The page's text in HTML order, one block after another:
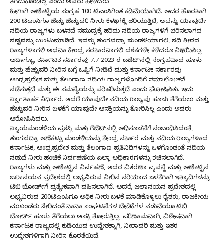
ತೆಗೆದುಕೊಂಡಿಲ್ಲ ಎಂದು ಅವರು ಹೇಳಿದರು.
ಹೀಗಾಗಿ ಅಣೆಕಟ್ಟೆಯ ಸಂಗ್ರಹ 100 ಟಿಎಂಸಿಗಿಂತ ಕಡಿಮೆಯಾಗಿದೆ. ಅದರ ಹೊರತಾಗಿ
200 ಟಿಎಂಸಿಗೂ ಹೆಚ್ಚು ಹೆಚ್ಚುವರಿ ನೀರು ಕೆಳಭಾಗಕ್ಕೆ ಹರಿಯುತ್ತಿದೆ, ಅದನ್ನು ಯಾವುದೇ
ನದಿಯ ರಾಜ್ಯಗಳು ಬಳಸದೆ ಸಮುದ್ರಕ್ಕೆ ಹರಿದು ನದಿಯ ರಾಜ್ಯಗಳಿಗೆ ಭರಿಸಲಾಗದ
ನಷ್ಟವನ್ನು ಉಂಟುಮಾಡಿದೆ. ಇದನ್ನು ತುಂಗಭದ್ರಾ ಮಂಡಳಿಯಾಗಲಿ, ನದಿ ತೀರದ
ರಾಜ್ಯಗಳಾಗಲಿ ಅಥವಾ ಕೇಂದ್ರ ಸರಕಾರವಾಗಲಿ ದಶಕಗಳೇ ಕಳೆದರೂ ನಿಭಾಯಿಸಿಲ್ಲ.
ಆದಾಗ್ಯೂ, ಕರ್ನಾಟಕ ಸರ್ಕಾರವು 7.7 2023 ರ ಬಜೆಟ್‌ನಲ್ಲಿ ಸಂಗ್ರಹವಾದ ಹೂಳು
ಮತ್ತು ಹೆಚ್ಚುವರಿ ನೀರಿನ ಬಗ್ಗೆ ಒಪ್ಪಿಗೆ ನೀಡಿದೆ ಮತ್ತು ಕರ್ನಾಟಕ ಸರ್ಕಾರವು
ಆಂಧ್ರಪ್ರದೇಶ ಮತ್ತು ತೆಲಂಗಾಣ ನದಿಯ ರಾಜ್ಯಗಳೊಂದಿಗೆ ಸಮಾಲೋಚನೆ
ನಡೆಸುತ್ತದೆ ಮತ್ತು ಈ ಸಮಸ್ಯೆಯನ್ನು ಪರಿಹರಿಸುತ್ತದೆ ಎಂದು ಘೋಷಿಸಿತು. ಇದು
ಸ್ವಾಗತಾರ್ಹ ನಿರ್ಧಾರ. ಆದರೆ ಯಾವುದೇ ನದಿಯ ರಾಜ್ಯವು ಹೂಳು ತೆಗೆಯಲು ಮತ್ತು
ಹೆಚ್ಚುವರಿ ನೀರಿನ ಬಳಕೆಗೆ ಯಾವುದೇ ಆಸಕ್ತಿಯನ್ನು ತೋರಿಸಿಲ್ಲ ಎಂದು ಅವರು
ಆರೋಪಿಸಿದರು.
ನ್ಯಾಯಮಂಡಳಿಯ ಪ್ರಶಸ್ತಿ ಮತ್ತು ಗೆಜೆಟ್‌ನಲ್ಲಿ ಅಧಿಸೂಚನೆಗೆ ಸಂಬಂಧಿಸಿದಂತೆ,
ತುಂಗಭದ್ರಾ ಅಣೆಕಟ್ಟು ಮಂಡಳಿಯನ್ನು ಕೇಂದ್ರ ಸರ್ಕಾರ ಮತ್ತು ನದಿಯ ರಾಜ್ಯಗಳಾದ
ಕರ್ನಾಟಕ, ಆಂಧ್ರಪ್ರದೇಶ ಮತ್ತು ತೆಲಂಗಾಣ ಪ್ರತಿನಿಧಿಗಳನ್ನು ಒಳಗೊಂಡಂತೆ ನದಿಯ
ನಡುವೆ ನೀರು ಹಂಚಿಕೆ ನಿರ್ವಹಣೆಯ ಎಲ್ಲಾ ಅಧಿಕಾರಗಳನ್ನು ರಚಿಸಲಾಗಿದೆ.
ರಾಜ್ಯಗಳು ಮತ್ತು ಅಣೆಕಟ್ಟಿನ ನಿರ್ವಹಣೆ, ಅದರ ವಿತರಣಾ ವ್ಯವಸ್ಥೆ ಮತ್ತು ಅಣೆಕಟ್ಟಿನ
ಜಲಾನಯನ ಪ್ರದೇಶದಲ್ಲಿ ಲಭ್ಯವಿರುವ ನೀರಿನ ಸರಿಯಾದ ಬಳಕೆಗಾಗಿ ಇತ್ಯಾದಿಗಳನ್ನು
ಟಿಬಿ ಬೋರ್ಡ್‌ಗೆ ಪ್ರತ್ಯೇಕವಾಗಿ ವಹಿಸಲಾಗಿದೆ. ಆದರೆ, ಜಲಾನಯನ ಪ್ರದೇಶದಲ್ಲಿ
ಲಭ್ಯವಿರುವ 200ಟಿಎಂಸಿಗೂ ಅಧಿಕ ನೀರು ಬಳಕೆ ಮಾಡಿಕೊಳ್ಳಲು ರೈತರು, ರಾಜಕೀಯ
ಮುಖಂಡರು ಸೇರಿದಂತೆ ನಾನಾ ಸಂಘಟನೆಗಳ ಬೇಡಿಕೆಗಳ ನಡುವೆಯೂ ಟಿಬಿ
ಬೋರ್ಡ್ ಹೂಳು ತೆಗೆಯಲು ಆಸಕ್ತಿ ತೋರುತ್ತಿಲ್ಲ. ಪರಿಣಾಮವಾಗಿ, ವಿಶೇಷವಾಗಿ
ಕರ್ನಾಟಕ ರಾಜ್ಯದಲ್ಲಿ ಕುಡಿಯುವ ಉದ್ದೇಶಕ್ಕಾಗಿ, ನೀರಾವರಿ ಮತ್ತು ಇತರ
ಉದ್ದೇಶಗಳಿಗಾಗಿ ನೀರಿನ ಕೊರತೆಯಿದೆ.